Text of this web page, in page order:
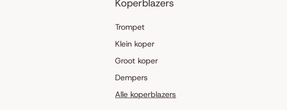
Koperblazers
Trompet
Klein koper
Groot koper
Dempers
Alle koperblazers